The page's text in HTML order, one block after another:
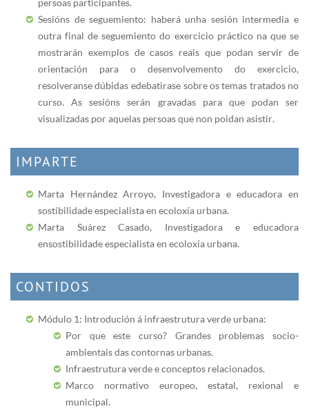
Sesións de seguemiento: haberá unha sesión intermedia e
outra final de seguemiento do exercicio práctico na que se
mostrarán exemplos de casos reais que podan servir de
orientación para o desenvolvemento do exercicio,
resolveranse dúbidas e debatirase sobre os temas tratados no
curso. As sesións serán gravadas para que podan ser
visualizadas por aquelas persoas que non poidan asistir.
IMPARTE
Marta Hernández Arroyo, Investigadora e educadora en
sostibilidade especialista en ecoloxía urbana.
Marta Suárez Casado, Investigadora e educadora
en sostibilidade especialista en ecoloxía urbana.
CONTIDOS
Módulo 1: Introdución á infraestrutura verde urbana:
Por que este curso? Grandes problemas socio-
ambientais das contornas urbanas.
Infraestrutura verde e conceptos relacionados.
Marco normativo europeo, estatal, rexional e
municipal.